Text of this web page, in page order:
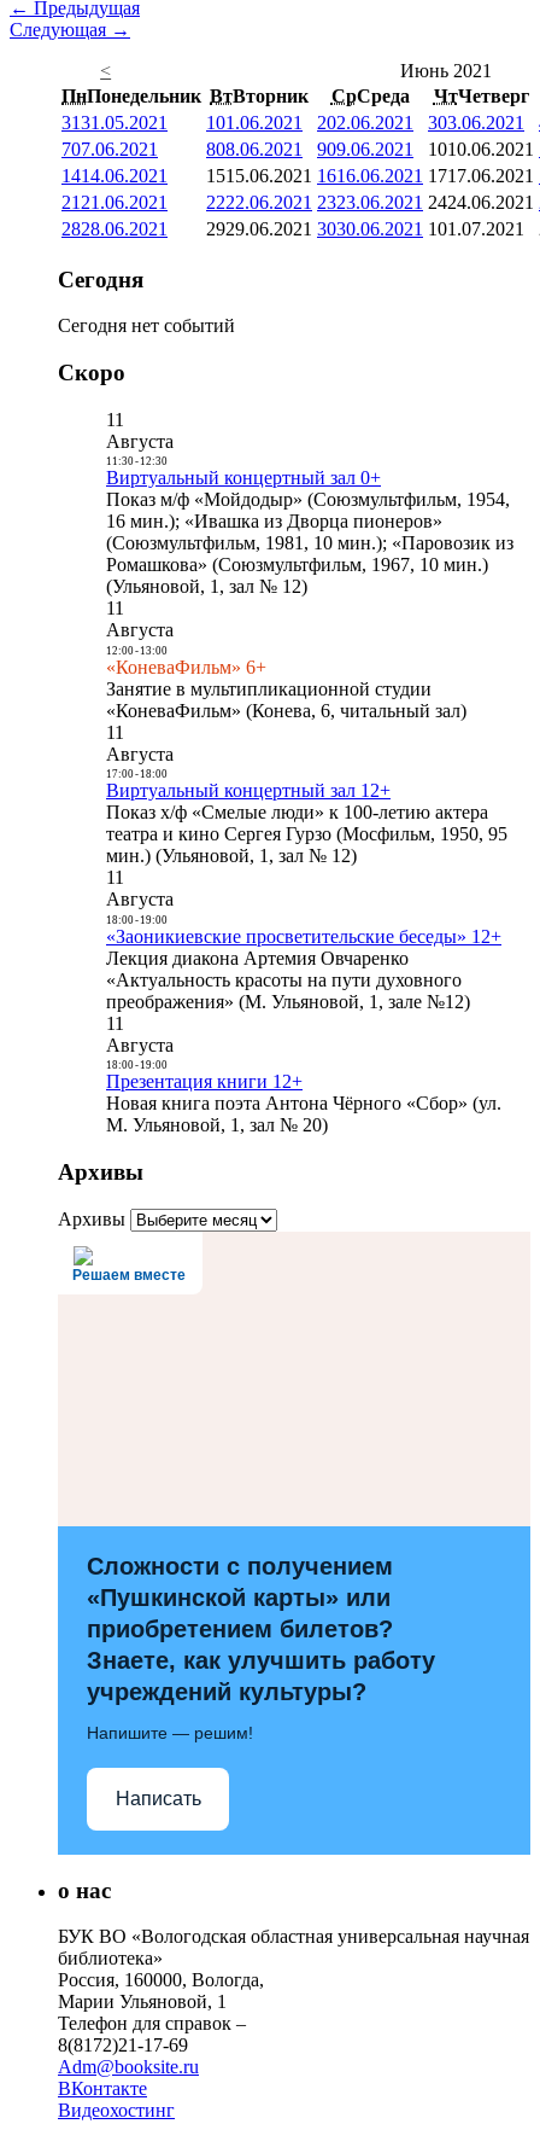
← Предыдущая
Следующая →
<
Июнь 2021
ПнПонедельник ВтВторник СрСреда ЧтЧетверг
3131.05.2021 101.06.2021 202.06.2021 303.06.2021
707.06.2021 808.06.2021 909.06.2021 1010.06.2021
1414.06.2021 1515.06.2021 1616.06.2021 1717.06.2021
21 21.06.2021 2222.06.2021 2323.06.2021 2424.06.2021
2828.06.2021 2929.06.2021 3030.06.2021 101.07.2021
Сегодня
Сегодня нет событий
Скоро
11
Августа
11:30- 12:30
Виртуальный концертный зал 0+
Показ м/ф «Мойдодыр» (Союзмультфильм, 1954,
16 мин.); «Ивашка из Дворца пионеров»
(Союзмультфильм, 1981, 10 мин.); «Паровозик из
Ромашкова» (Союзмультфильм, 1967, 10 мин.)
(Ульяновой, 1, зал № 12)
11
Августа
12:00- 13:00
«КоневаФильм» 6+
Занятие в мультипликационной студии
«КоневаФильм» (Конева, 6, читальный зал)
11
Августа
17:00- 18:00
Виртуальный концертный зал 12+
Показ х/ф «Смелые люди» к 100-летию актера
театра и кино Сергея Гурзо (Мосфильм, 1950, 95
мин.) (Ульяновой, 1, зал № 12)
11
Августа
18:00- 19:00
«Заоникиевские просветительские беседы» 12+
Лекция диакона Артемия Овчаренко
«Актуальность красоты на пути духовного
преображения» (М. Ульяновой, 1, зале №12)
11
Августа
18:00- 19:00
Презентация книги 12+
Новая книга поэта Антона Чёрного «Сбор» (ул.
М. Ульяновой, 1, зал № 20)
Архивы
Архивы
Решаем вместе
Сложности с получением
«Пушкинской карты» или
приобретением билетов?
Знаете, как улучшить работу
учреждений культуры?
Напишите — решим!
Написать
о нас
БУК ВО «Вологодская областная универсальная научная
библиотека»
Россия, 160000, Вологда,
Марии Ульяновой, 1
Телефон для справок –
8(8172)21-17-69
Adm@booksite.ru
ВКонтакте
Видеохостинг